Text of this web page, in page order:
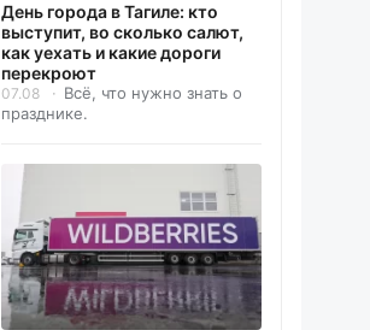
День города в Тагиле: кто
выступит, во сколько салют,
как уехать и какие дороги
перекроют
07.08
Всё, что нужно знать о
празднике.